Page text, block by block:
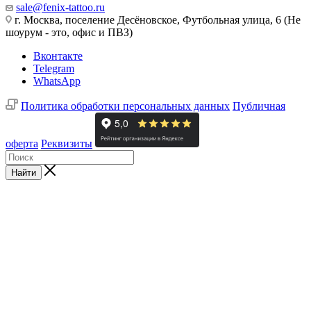
sale@fenix-tattoo.ru
г. Москва, поселение Десёновское, Футбольная улица, 6 (Не
шоурум - это, офис и ПВЗ)
Вконтакте
Telegram
WhatsApp
Политика обработки персональных данных Публичная
оферта Реквизиты
Найти